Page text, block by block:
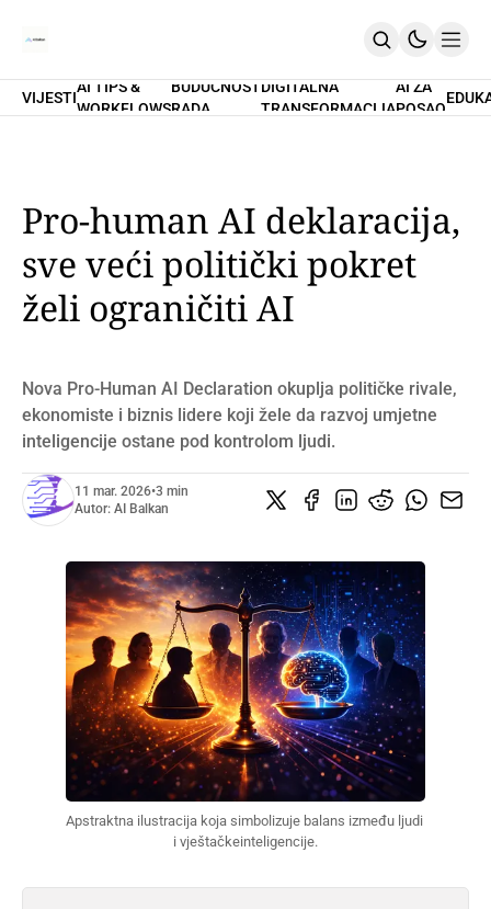
Home
PRETPLATI SE
VIJESTI
AI TIPS &
WORKFLOWS
BUDUĆNOST
RADA
DIGITALNA
TRANSFORMACIJA
AI ZA
POSAO
Pro-human AI deklaracija,
sve veći politički pokret
želi ograničiti AI
Nova Pro-Human AI Declaration okuplja političke rivale,
ekonomiste i biznis lidere koji žele da razvoj umjetne
inteligencije ostane pod kontrolom ljudi.
11 mar. 2026•3 min
Autor: AI Balkan
Apstraktna ilustracija koja simbolizuje balans između ljudi
i vještačkeinteligencije.